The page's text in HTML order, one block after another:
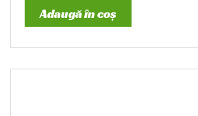
Adaugă în coș